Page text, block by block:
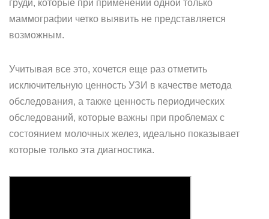
груди, которые при применении одной только
маммографии четко выявить не представляется
возможным.
Учитывая все это, хочется еще раз отметить
исключительную ценность УЗИ в качестве метода
обследования, а также ценность периодических
обследований, которые важны при проблемах с
состоянием молочных желез, идеально показывает
которые только эта диагностика.